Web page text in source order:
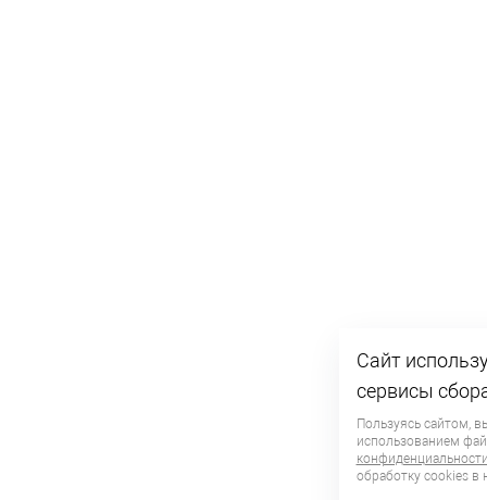
Сайт
сервисы
Пользуясь сайтом,
использованием
обработку сookies в